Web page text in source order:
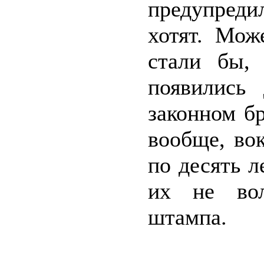
хотят.
стали бы,
законном
вообще,
по десять
их не
штампа.